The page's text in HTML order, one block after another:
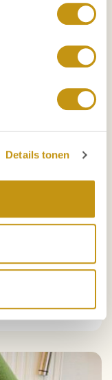
Details tonen